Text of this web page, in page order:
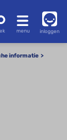
inloggen
informatie